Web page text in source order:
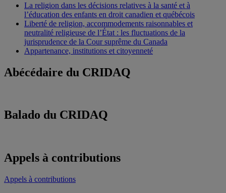
La religion dans les décisions relatives à la santé et à
l’éducation des enfants en droit canadien et québécois
Liberté de religion, accommodements raisonnables et
neutralité religieuse de l’État : les fluctuations de la
jurisprudence de la Cour suprême du Canada
Appartenance, institutions et citoyenneté
Abécédaire du CRIDAQ
Balado du CRIDAQ
Appels à contributions
Appels à contributions